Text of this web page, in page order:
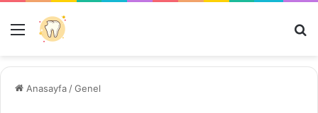
Menü
Anasayfa /Genel